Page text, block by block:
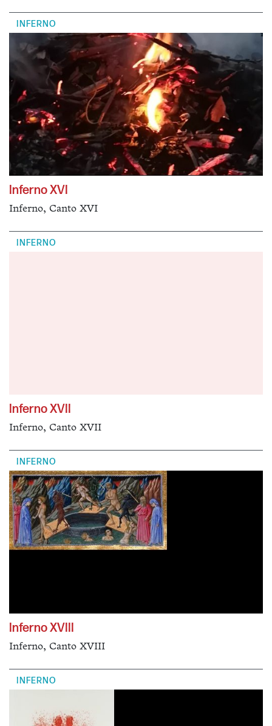
INFERNO
Inferno XVI
Inferno, Canto XVI
INFERNO
Inferno XVII
Inferno, Canto XVII
INFERNO
Inferno XVIII
Inferno, Canto XVIII
INFERNO